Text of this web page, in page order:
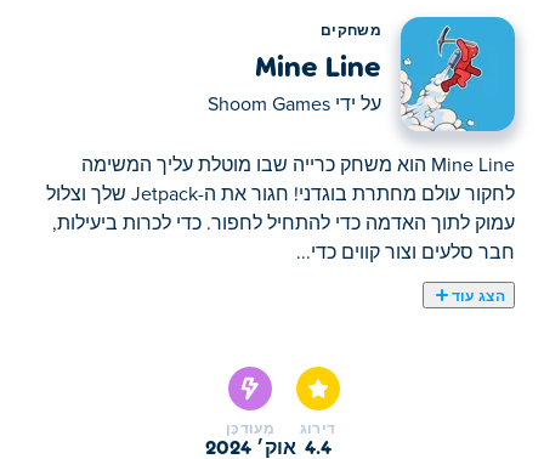
משחקים
Mine Line
על ידי Shoom Games
Mine Line הוא משחק כרייה שבו מוטלת עליך המשימה
לחקור עולם מחתרת בוגדני! חגור את ה-Jetpack שלך וצלול
עמוק לתוך האדמה כדי להתחיל לחפור. כדי לכרות ביעילות,
חבר סלעים וצור קווים כדי...
הצג עוד
עמוק לתוך האדמה כדי להתחיל לחפור. כדי לכרות ביעילות,
חבר סלעים וצור קווים כדי להפעיל שילובים מסיביים,
המאפשרים לך לאסוף טונות של משאבים בבת אחת!
דירוג
4.4
מְעוּדכָּן
אוק׳ 2024